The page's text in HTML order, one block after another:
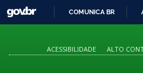
O
GOVBR
COMUNICA BR
ACESSIBILIDADE
ALTO